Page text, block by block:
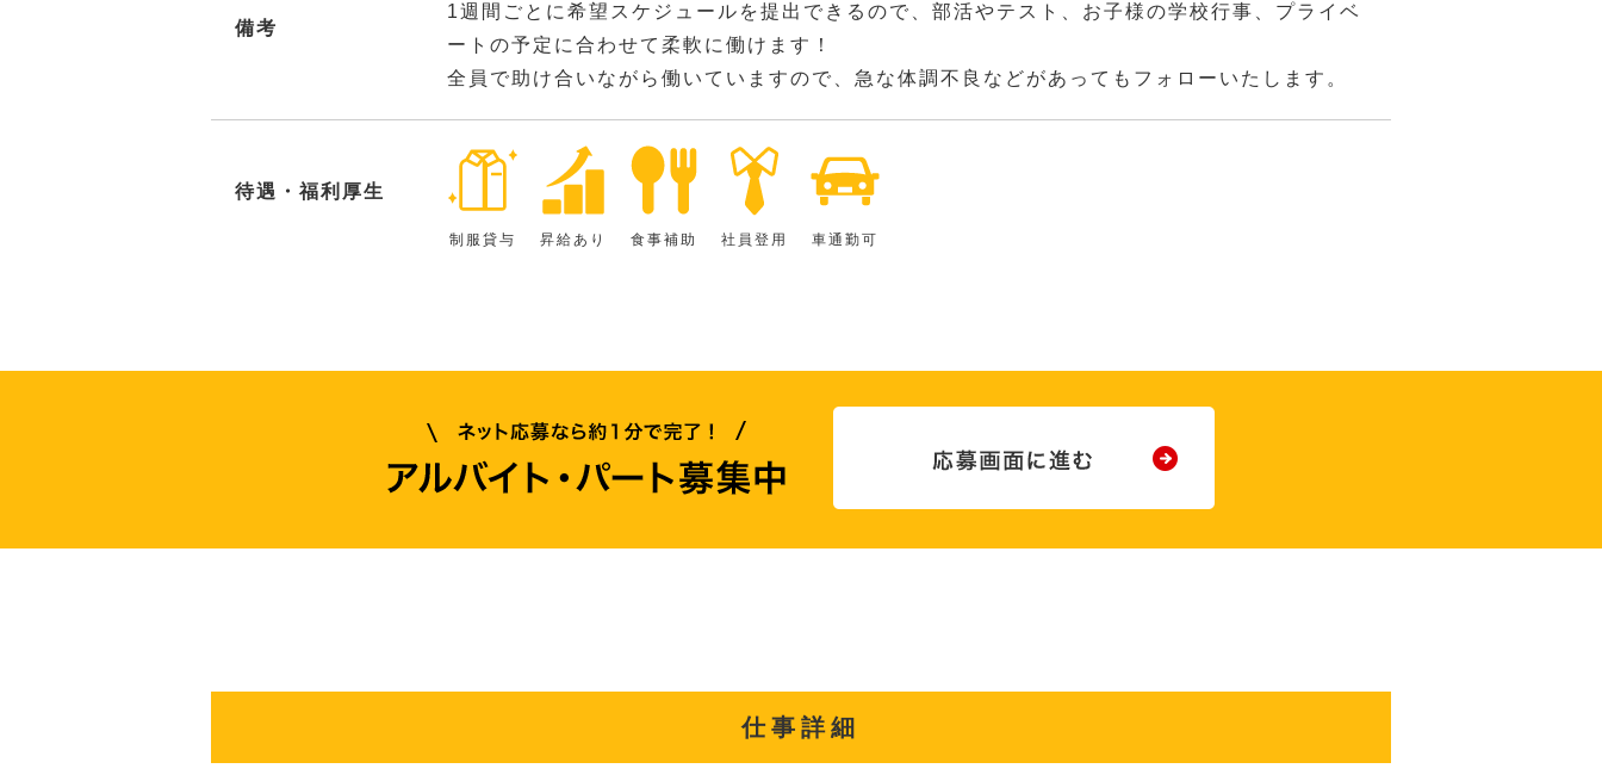
備考
1週間ごとに希望スケジュールを提出できるので、部活やテスト、お子様の学校行事、プライベ
ートの予定に合わせて柔軟に働けます！
全員で助け合いながら働いていますので、急な体調不良などがあってもフォローいたします。
待遇・福利厚生
制服貸与 昇給あり 食事補助 社員登用 車通勤可
仕事詳細